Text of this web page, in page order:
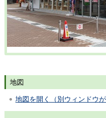
地図
地図を開く（別ウィンドウが